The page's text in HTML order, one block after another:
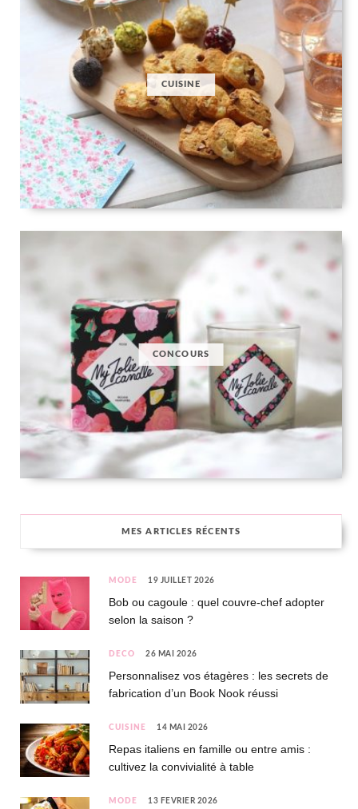
CUISINE
CONCOURS
MES ARTICLES RÉCENTS
MODE 19 JUILLET 2026
Bob ou cagoule : quel couvre-chef adopter
selon la saison ?
DÉCO 26 MAI 2026
Personnalisez vos étagères : les secrets de
fabrication d’un Book Nook réussi
CUISINE 14 MAI 2026
Repas italiens en famille ou entre amis :
cultivez la convivialité à table
MODE 13 FÉVRIER 2026